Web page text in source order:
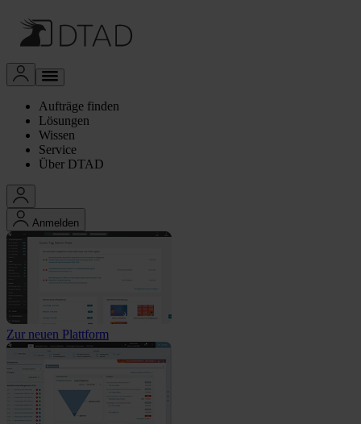
Aufträge finden
Lösungen
Wissen
Service
Über DTAD
Anmelden
Zur neuen Plattform